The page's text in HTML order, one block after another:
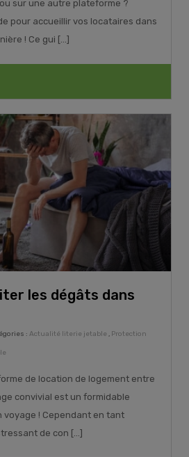
sur une autre plateforme ?
pour accueillir vos locataires dans
! Ce gui [...]
les dégâts dans
: Actualité literie jetable , Protection
de location de logement entre
convivial est un formidable
voyage ! Cependant en tant
de con [...]